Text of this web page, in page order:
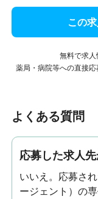
この
無料で求人
薬局・病院等への直接
よくある質問
応募した求人
いいえ。応募さ
ージェント）の